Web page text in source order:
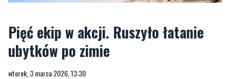
Pięć ekip w akcji. Ruszyło łatanie
ubytków po zimie
wtorek, 3 marca 2026, 13:30